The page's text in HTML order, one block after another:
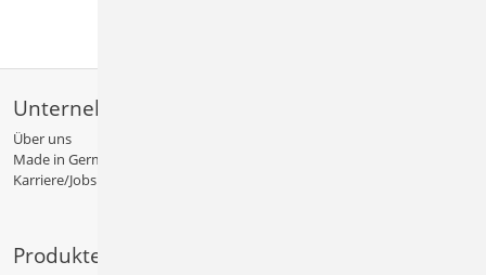
Unternehmen
Über uns
Made in Germany
Karriere/Jobs
Produkte